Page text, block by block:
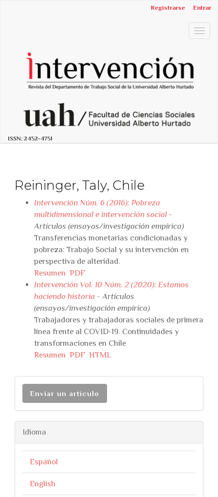
##plugins.themes.bootstrap3.accessible_menu.label##
Registrarse Entrar
ISSN: 2452-4751
Reininger, Taly, Chile
Intervención Núm. 6 (2016): Pobreza
multidimensional e intervención social -
Artículos (ensayos/investigación empírica)
Transferencias monetarias condicionadas y
pobreza: Trabajo Social y su intervención en
perspectiva de alteridad.
Resumen PDF
Intervención Vol. 10 Núm. 2 (2020): Estamos
haciendo historia - Artículos
(ensayos/investigación empírica)
Trabajadores y trabajadoras sociales de primera
línea frente al COVID-19. Continuidades y
transformaciones en Chile
Resumen PDF HTML
Enviar un artículo
Idioma
Español
English